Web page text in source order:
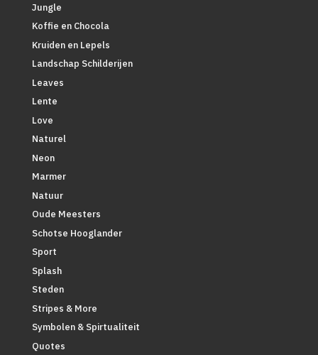
Jungle
Koffie en Chocola
Kruiden en Lepels
Landschap Schilderijen
Leaves
Lente
Love
Naturel
Neon
Marmer
Natuur
Oude Meesters
Schotse Hooglander
Sport
Splash
Steden
Stripes & More
Symbolen & Spirtualiteit
Quotes